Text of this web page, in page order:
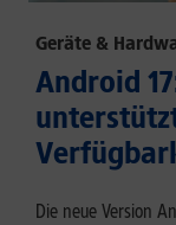
Geräte &
Android
Die neue Version